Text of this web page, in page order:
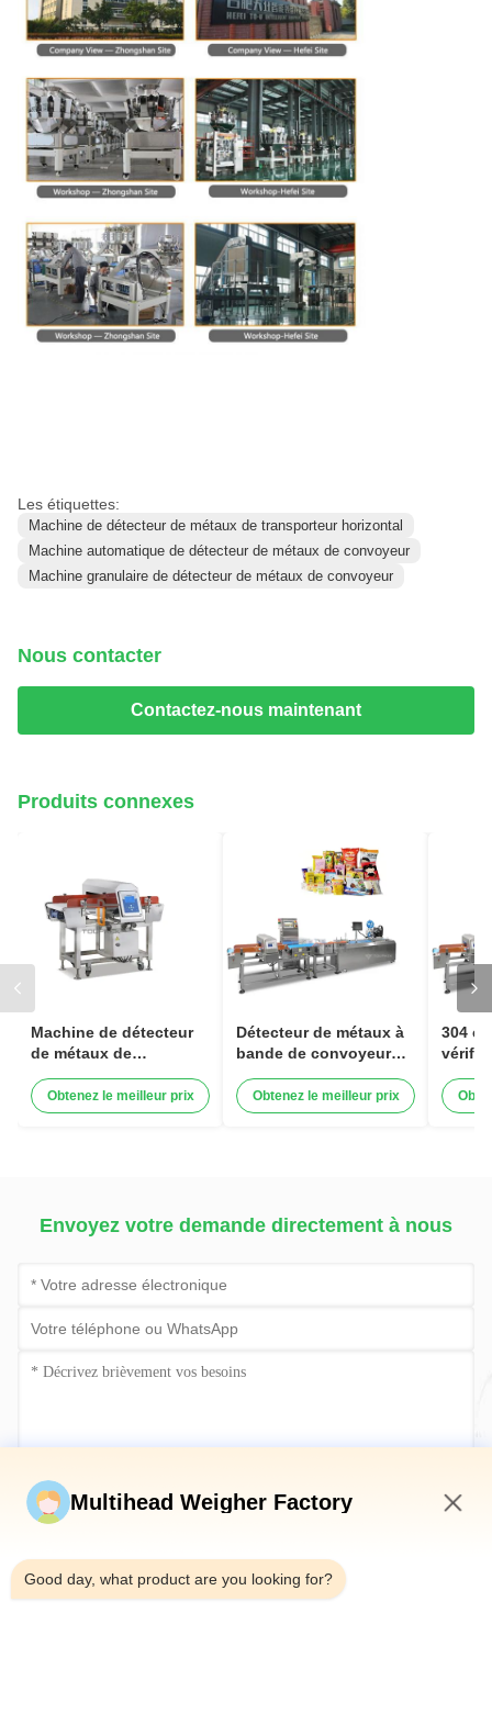
Les étiquettes:
Machine de détecteur de métaux de transporteur horizontal
Machine automatique de détecteur de métaux de convoyeur
Machine granulaire de détecteur de métaux de convoyeur
Nous contacter
Contactez-nous maintenant
Produits connexes
Machine de détecteur
de métaux de
Obtenez le meilleur prix
Détecteur de métaux à
bande de convoyeur
vérifier pour l'industrie
textile plastique de
Obtenez le meilleur prix
304
Envoyez votre demande directement à nous
Soumettez maintenant
Multihead Weigher Factory
Good day, what product are you looking for?